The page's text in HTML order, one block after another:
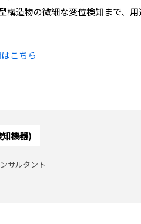
構造物の微細な変位検知まで、
こちら
機器)
サルタント